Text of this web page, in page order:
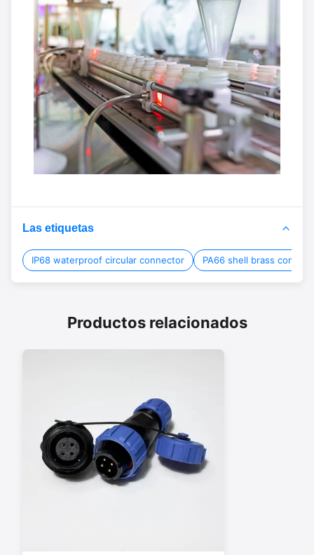
Las etiquetas
IP68 waterproof circular connector PA66 shell brass
Productos relacionados